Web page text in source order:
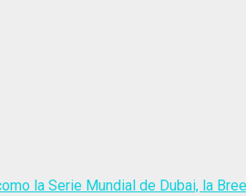
la Serie Mundial de Dubai, la